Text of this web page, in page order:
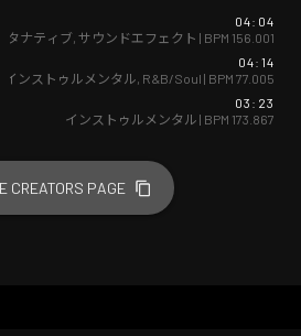
04:04
タナティブ サウンドエフェクト | BPM 156.001
04:14
インストゥルメンタル R&B/Soul | BPM 77.005
03:23
インストゥルメンタル | BPM 173.867
CREATORS PAGE